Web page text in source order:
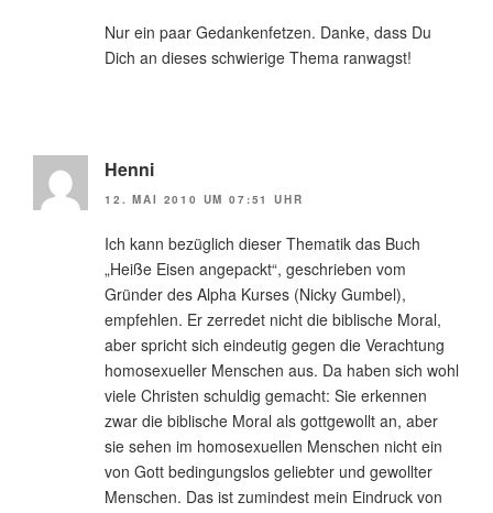
Nur ein paar Gedankenfetzen. Danke, dass Du
Dich an dieses schwierige Thema ranwagst!
Henni
12. MAI 2010 UM 07:51 UHR
Ich kann bezüglich dieser Thematik das Buch
„Heiße Eisen angepackt“, geschrieben vom
Gründer des Alpha Kurses (Nicky Gumbel),
empfehlen. Er zerredet nicht die biblische Moral,
aber spricht sich eindeutig gegen die Verachtung
homosexueller Menschen aus. Da haben sich wohl
viele Christen schuldig gemacht: Sie erkennen
zwar die biblische Moral als gottgewollt an, aber
sie sehen im homosexuellen Menschen nicht ein
von Gott bedingungslos geliebter und gewollter
Menschen. Das ist zumindest mein Eindruck von